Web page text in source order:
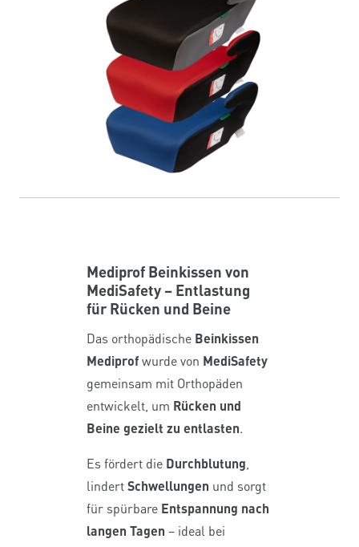
Mediprof Beinkissen von
MediSafety – Entlastung
für Rücken und Beine
Das orthopädische Beinkissen
Mediprofwurde von MediSafety
gemeinsam mit Orthopäden
entwickelt, um Rücken und
Beine gezielt zu entlasten.
Es fördert die Durchblutung
lindertSchwellungen und sorgt
für spürbare Entspannung nach
langen Tagen – ideal bei